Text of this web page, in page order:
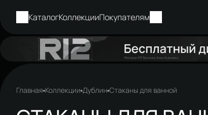
КаталогКоллекцииПокупателям
Главная Коллекции Дублин Стаканы для ванной